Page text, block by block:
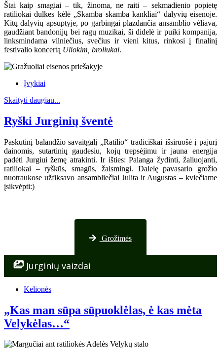
Štai kaip smagiai – tik, žinoma, ne raiti – sekmadienio popietę
ratiliokai dulkes kėlė „Skamba skamba kankliai“ dalyvių eisenoje.
Kitų dalyvių apsuptyje, po garbingai plazdančia ansamblio vėliava,
gaudžiant bandonijų bei ragų muzikai, ši didelė ir puiki kompanija,
linksmindama vilniečius, svečius ir vieni kitus, rinkosi į finalinį
festivalio koncertą Uliokim, broliukai.
Įvykiai
Skaityti daugiau...
Ryški Jurginių šventė
Paskutinį balandžio savaitgalį „Ratilio“ tradiciškai išsiruošė į pajūrį
dainomis, sutartinių gaudesiu, kojų trepsėjimu ir jauna energija
padėti Jurgiui žemę atrakinti. Ir išties: Palanga žydinti, žaliuojanti,
ratiliokai – ryškūs, smagūs, žaismingi. Dalelę pavasario grožio
nuotraukose užfiksavo ansambliečiai Julita ir Augustas – kviečiame
įsikvėpti:)
Nuotraukos iš Palangos
Grožimės
Jurginių vaizdai
Kelionės
„Kas man sūpa sūpuoklėlas, ė kas mėta
Velykėlas…“